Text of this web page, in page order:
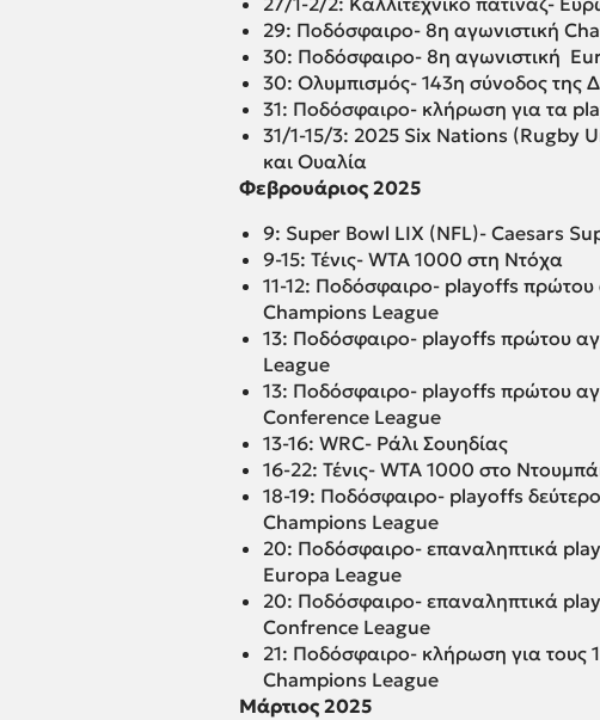
29: Ποδόσφαιρο- 8η αγωνιστική
30: Ποδόσφαιρο- 8η αγωνιστική
30: Ολυμπισμός- 143η σύνοδος της
31: Ποδόσφαιρο- κλήρωση για τα
31/1-15/3: 2025 Six Nations (Rugby
και Ουαλία
Φεβρουάριος 2025
9: Super Bowl LIX (NFL)- Caesars
9-15: Τένις- WTA 1000 στη Ντόχα
11-12: Ποδόσφαιρο- playoffs πρώτου
Champions League
13: Ποδόσφαιρο- playoffs πρώτου
League
13: Ποδόσφαιρο- playoffs πρώτου
Conference League
13-16: WRC- Ράλι Σουηδίας
16-22: Τένις- WTA 1000 στο
18-19: Ποδόσφαιρο- playoffs
Champions League
20: Ποδόσφαιρο- επαναληπτικά
Europa League
20: Ποδόσφαιρο- επαναληπτικά
Confrence League
21: Ποδόσφαιρο- κλήρωση για τους
Champions League
Μάρτιος 2025